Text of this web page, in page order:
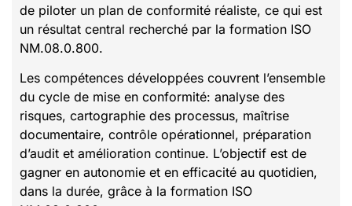
de piloter un plan de conformité réaliste, ce qui est
un résultat central recherché par la formation ISO
NM.08.0.800.
Les compétences développées couvrent l’ensemble
du cycle de mise en conformité: analyse des
risques, cartographie des processus, maîtrise
documentaire, contrôle opérationnel, préparation
d’audit et amélioration continue. L’objectif est de
gagner en autonomie et en efficacité au quotidien,
dans la durée, grâce à la formation ISO